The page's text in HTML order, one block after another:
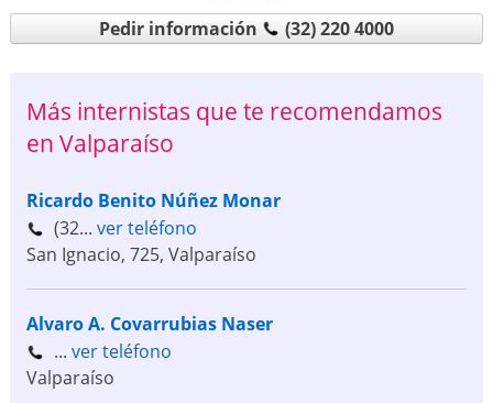
Pedir información
(32) 220 4000
Más internistas que te recomendamos
en Valparaíso
Ricardo Benito Núñez Monar
(32... ver teléfono
San Ignacio, 725, Valparaíso
Alvaro A. Covarrubias Naser
... ver teléfono
Valparaíso